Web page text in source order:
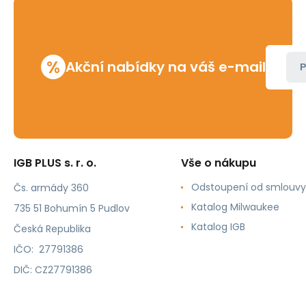
% Akční nabídky na váš e-mail
IGB PLUS s. r. o.
Čs. armády 360
735 51 Bohumín 5 Pudlov
Česká Republika
IČO: 27791386
DIČ: CZ27791386
Vše o nákupu
Odstoupení od smlouvy
Katalog Milwaukee
Katalog IGB